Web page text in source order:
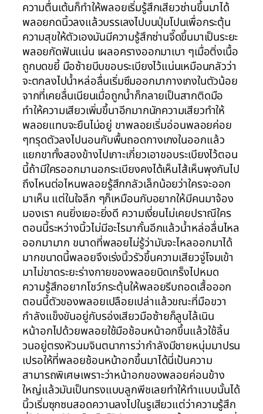
ความตื่นเต้นก็ทำให้พลอยเริ่มรู้สึกเสียวซ่านขึ้นมาได้
พลอยกดนิ้วลงแล้วบรรเลงไปบนปุ่มโปนเพื่อกระตุ้น
ความสุขให้ตัวเองมันมีความรู้สึกซ่านจี๊ดขึ้นมาเป็นระยะ
พลอยกัดฟันแน่น เผลอครางออกมาเบา ๆเมื่อติ่งเนื้อ
ถูกบดขยี้ มือซ้ายบีบขอบระเบียงไว้แน่นเหมือนกลัวว่า
จะตกลงไปน้ำหล่อลื่นเริ่มซึมออกมากางเกงในตัวน้อย
จากที่เคยลื่นเนียนเมื่อถูกน้ำก็กลายเป็นสากติดมือ
ทำให้ความเสียวเพิ่มขึ้นาอีกมากนักความเสียวทำให้
พลอยแทบจะยืนไม่อยู่ ขาพลอยเริ่มอ่อนพลอยค่อย
ๆทรุดตัวลงไปนอนกับพื้นถอดกางเกงในออกแล้ว
แยกขาทั้งสองข้างไปเกาะเกี่ยวเอาขอบระเบียงไว้ตอน
นี้ถ้ามีใครออกมานอกระเบียงคงได้เห็นไส้เห็นพุงกันไป
ถึงไหนต่อไหนพลอยรู้สึกกลัวเล็กน้อยว่าใครจะออก
มาเห็น แต่ในใจลึก ๆก็เหมือนกับอยากให้มีคนมาจ้อง
มองเรา คนยิ่งเยอะยิ่งดี ความเงี่ยนไม่เคยปราณีใคร
ตอนนี้ระหว่างนิ้วไม่มีอะไรมากั้นอีกแล้วน้ำหล่อลื่นไหล
ออกมามาก ขนาดที่พลอยไม่รู้ว่ามันจะไหลออกมาได้
มากขนาดนี้พลอยจึงเร่งนิ้วรัวขึ้นความเสียวจู่โจมเข้า
มาไม่ขาดระยะร่างกายของพลอยบิดเกร็งไปหมด
ความรู้สึกอยากโชว์กระตุ้นให้พลอยรีบถอดเสื้อออก
ตอนนี้ตัวของพลอยเปลือยเปล่าแล้วขณะที่มือขวา
กำลังแข็งขันอยู่กับรอ่งเสียวมือซ้ายก็ลูบไล้เนิน
หน้าอกไปด้วยพลอยใช้มือช้อนหน้าอกขึ้นแล้วใช้ลิ้น
วนอยู่ตรงหัวนมจินตนาการว่ากำลังมีชายหนุ่มมาปรน
เปรอให้ที่พลอยช้อนหน้าอกขึ้นมาได้นี่เป้นความ
สามารถพิเศษเพราะว่าหน้าอกของพลอยค่อนข้าง
ใหญ่แล้วมันเป็นทรงแบบลูกพีชเลยทำให้ทำแบบนั้นได้
นิ้วเริ่มซุกซนสอดควานลงไปในรูเสียวแต่ว่าความรู้สึก